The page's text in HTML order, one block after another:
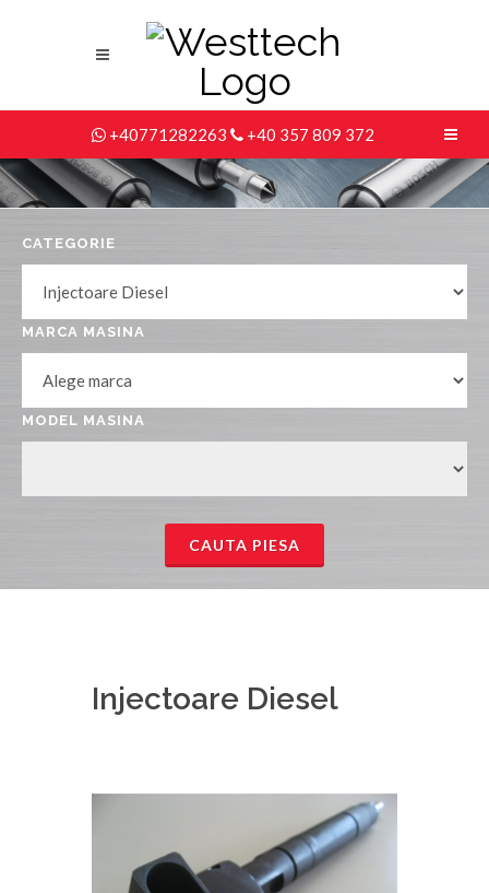
+40771282263 +40 357 809 372
CATEGORIE
MARCA MASINA
MODEL MASINA
CAUTA PIESA
Injectoare Diesel